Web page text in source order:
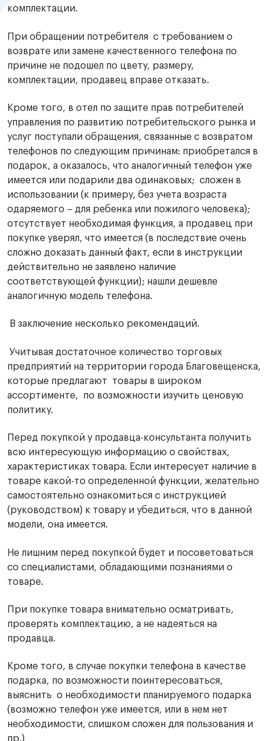
комплектации.
При обращении потребителя с требованием о
возврате или замене качественного телефона по
причине не подошел по цвету, размеру,
комплектации, продавец вправе отказать.
Кроме того, в отел по защите прав потребителей
управления по развитию потребительского рынка и
услуг поступали обращения, связанные с возвратом
телефонов по следующим причинам: приобретался в
подарок, а оказалось, что аналогичный телефон уже
имеется или подарили два одинаковых; сложен в
использовании (к примеру, без учета возраста
одаряемого – для ребенка или пожилого человека);
отсутствует необходимая функция, а продавец при
покупке уверял, что имеется (в последствие очень
сложно доказать данный факт, если в инструкции
действительно не заявлено наличие
соответствующей функции); нашли дешевле
аналогичную модель телефона.
В заключение несколько рекомендаций.
Учитывая достаточное количество торговых
предприятий на территории города Благовещенска,
которые предлагают товары в широком
ассортименте, по возможности изучить ценовую
политику.
Перед покупкой у продавца-консультанта получить
всю интересующую информацию о свойствах,
характеристиках товара. Если интересует наличие в
товаре какой-то определенной функции, желательно
самостоятельно ознакомиться с инструкцией
(руководством) к товару и убедиться, что в данной
модели, она имеется.
Не лишним перед покупкой будет и посоветоваться
со специалистами, обладающими познаниями о
товаре.
При покупке товара внимательно осматривать,
проверять комплектацию, а не надеяться на
продавца.
Кроме того, в случае покупки телефона в качестве
подарка, по возможности поинтересоваться,
выяснить о необходимости планируемого подарка
(возможно телефон уже имеется, или в нем нет
необходимости, слишком сложен для пользования и
пр.)